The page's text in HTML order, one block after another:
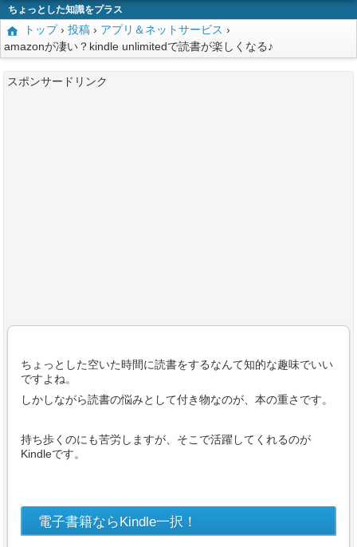
ちょっとした知識をプラス
トップ› 投稿 › アプリ＆ネットサービス ›
amazonが凄い？kindle unlimitedで読書が楽しくなる♪
スポンサードリンク
ちょっとした空いた時間に読書をするなんて知的な趣味でいい
ですよね。
しかしながら読書の悩みとして付き物なのが、本の重さです。
持ち歩くのにも苦労しますが、そこで活躍してくれるのが
Kindleです。
電子書籍ならKindle一択！